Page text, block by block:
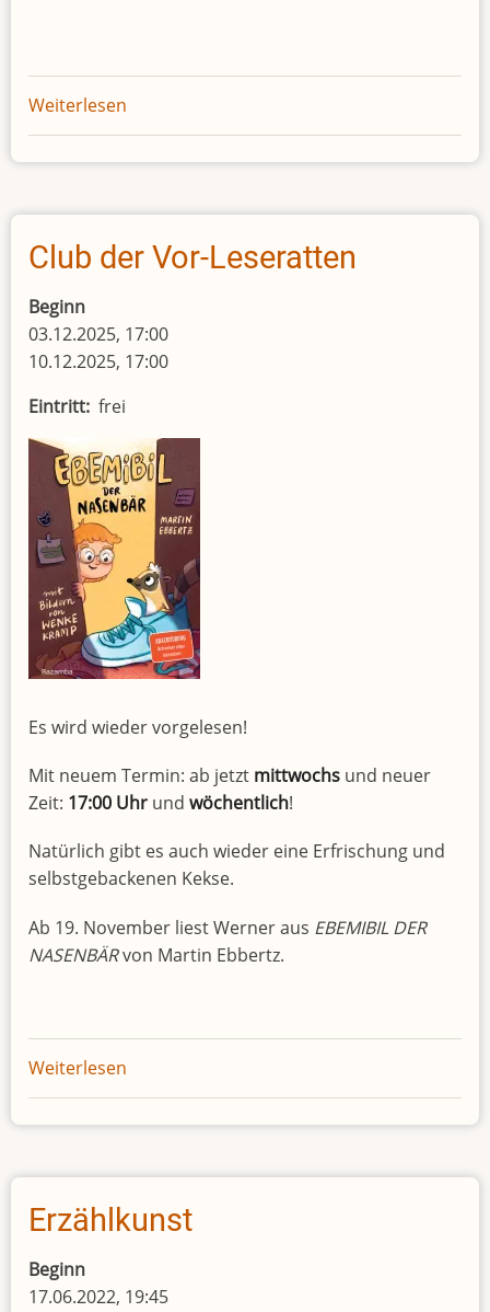
Weiterlesen
Club
der
Leseratten
Club der Vor-Leseratten
Beginn
03.12.2025, 17:00
10.12.2025, 17:00
Eintritt frei
Es wird wieder vorgelesen!
Mit neuem Termin: ab jetzt mittwochs und neuer
Zeit: 17:00 Uhr und wöchentlich!
Natürlich gibt es auch wieder eine Erfrischung und
selbstgebackenen Kekse.
Ab 19. November liest Werner aus EBEMIBIL DER
NASENBÄRvon Martin Ebbertz.
Weiterlesen
Club
der
Leseratten
Erzählkunst
Beginn
17.06.2022, 19:45